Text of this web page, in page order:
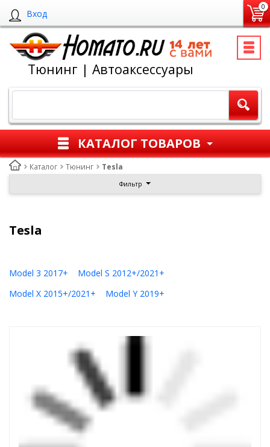
Вход
0
Тюнинг | Автоаксессуары
КАТАЛОГ ТОВАРОВ
Каталог Тюнинг Tesla
Фильтр
Tesla
Model 3 2017+
Model S 2012+/2021+
Model X 2015+/2021+
Model Y 2019+